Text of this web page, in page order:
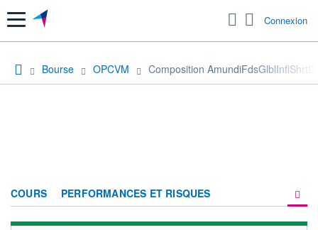
Menu Connexion
Bourse OPCVM Composition
COURS PERFORMANCES ET RISQUES